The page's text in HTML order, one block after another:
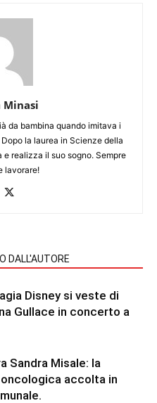
Minasi
da bambina quando imitava i
la laurea in Scienze della
realizza il suo sogno. Sempre
lavorare!
DALL'AUTORE
Disney si veste di
Gullace in concerto a
Sandra Misale: la
accolta in